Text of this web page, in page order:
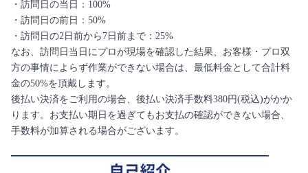
・訪問日の当日：100%
・訪問日の前日：50%
・訪問日の2日前から7日前まで：25%
なお、訪問日当日にプロが現場を確認した結果、お客様・プロ双
方の事情によらず作業ができない場合は、最低料金として合計料
金の50%を頂戴します。
後払い決済をご利用の場合、後払い決済手数料380円(税込)がかか
ります。お支払い期日を過ぎてもお支払の確認ができない場合、
手数料が加算される場合がございます。